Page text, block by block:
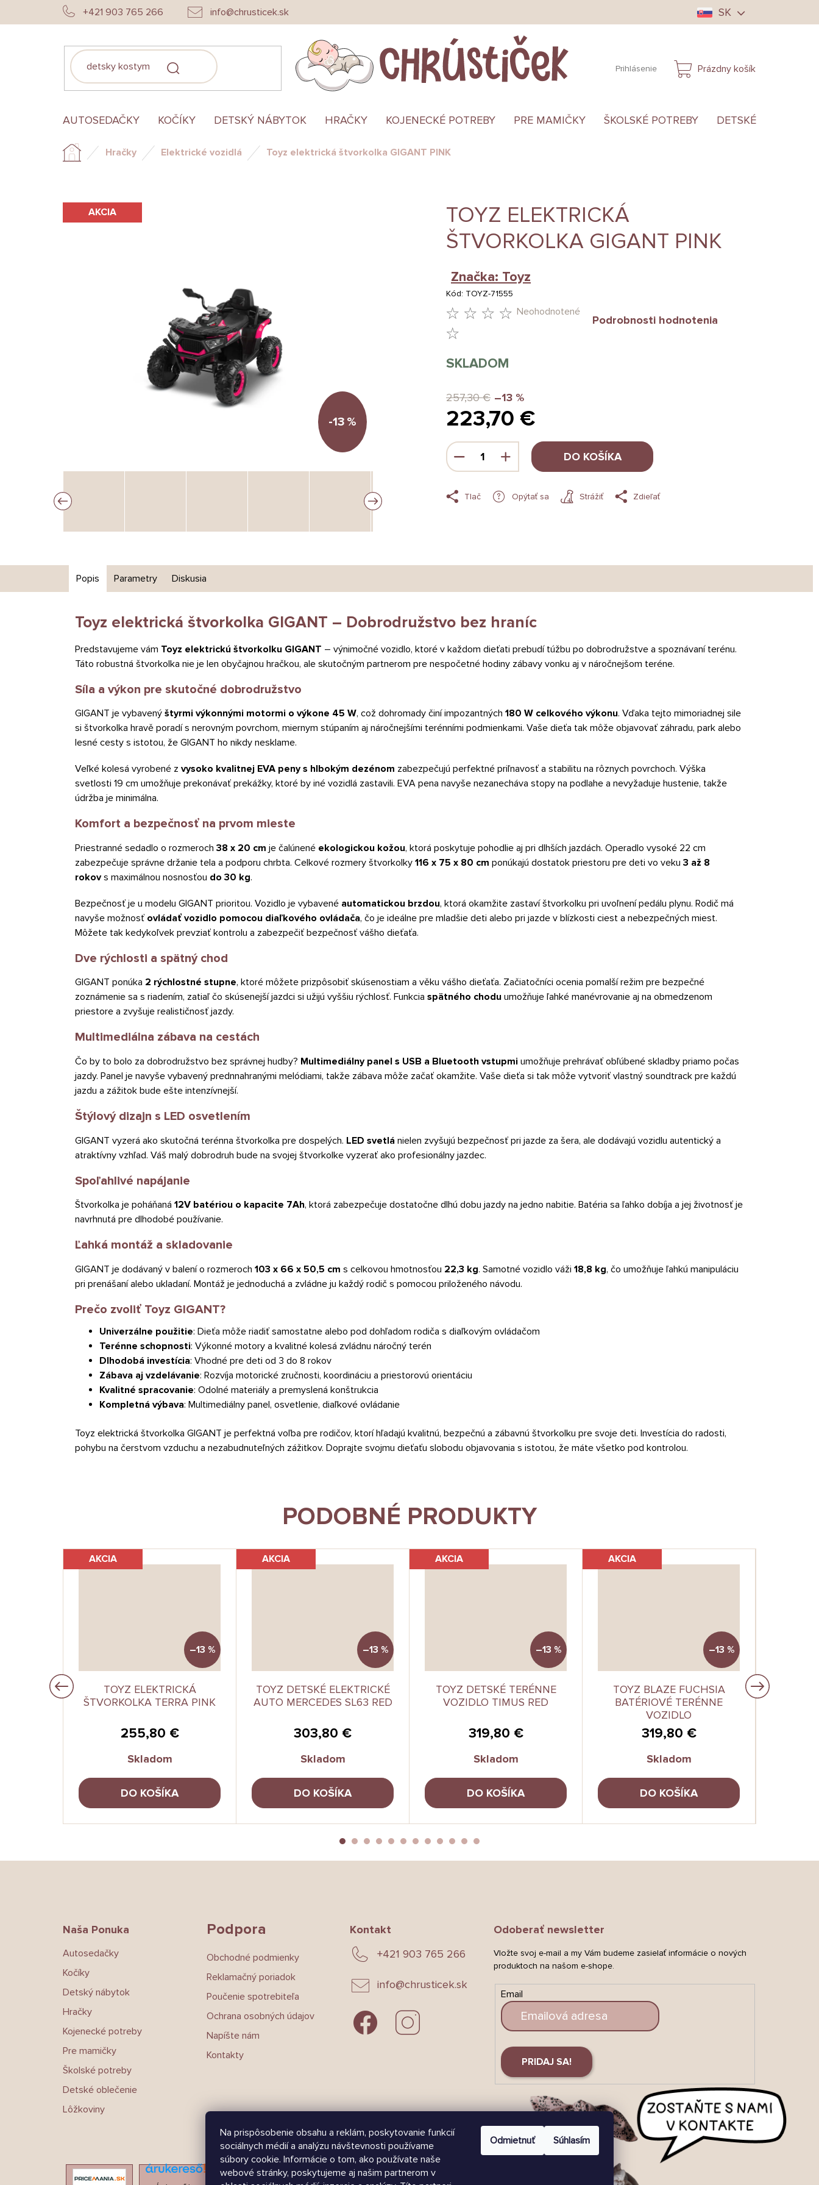
Na prispôsobenie obsahu a reklám, poskytovanie funkcií
sociálnych médií a analýzu návštevnosti používame
súbory cookie. Informácie o tom, ako používate naše
webové stránky, poskytujeme aj našim partnerom v
Odmietnuť Súhlasím
+421 903 765 266 info@chrusticek.sk SK
HĽADAŤ Prihlásenie
NÁKUPNÝ
Prázdny košík
AUTOSEDAČKY KOČÍKY DETSKÝ NÁBYTOK HRAČKY KOJENECKÉ POTREBY PRE MAMIČKY ŠKOLSKÉ POTREBY DETSKÉ OBLEČENIE
DomovHračky Elektrické vozidlá Toyz elektrická štvorkolka GIGANT PINK
AKCIA
-13 %
TOYZ ELEKTRICKÁ
ŠTVORKOLKA GIGANT PINK
HODNOTENIE
JE
0,0
5
HVIEZDIČIEK.
Neohodnotené
Podrobnosti hodnotenia
Kód: TOYZ-71555
Značka: Toyz
SKLADOM
257,30 € –13 %
223,70 €
Jednotková
cena:
DO KOŠÍKA
Tlač Opýtať sa Strážiť Zdieľať
Popis Parametry Diskusia
Toyz elektrická štvorkolka GIGANT – Dobrodružstvo bez hraníc
Predstavujeme vám Toyz elektrickú štvorkolku GIGANT – výnimočné vozidlo, ktoré v každom dieťati prebudí túžbu po dobrodružstve a spoznávaní terénu.
Táto robustná štvorkolka nie je len obyčajnou hračkou, ale skutočným partnerom pre nespočetné hodiny zábavy vonku aj v náročnejšom teréne.
Síla a výkon pre skutočné dobrodružstvo
GIGANT je vybavený štyrmi výkonnými motormi o výkone 45 W, což dohromady činí impozantných 180 W celkového výkonu. Vďaka tejto mimoriadnej sile
si štvorkolka hravě poradí s nerovným povrchom, miernym stúpaním aj náročnejšími terénními podmienkami. Vaše dieťa tak môže objavovať záhradu, park alebo
lesné cesty s istotou, že GIGANT ho nikdy nesklame.
Veľké kolesá vyrobené z vysoko kvalitnej EVA peny s hlbokým dezénom zabezpečujú perfektné priľnavosť a stabilitu na rôznych povrchoch. Výška
svetlosti 19 cm umožňuje prekonávať prekážky, ktoré by iné vozidlá zastavili. EVA pena navyše nezanecháva stopy na podlahe a nevyžaduje hustenie, takže
údržba je minimálna.
Komfort a bezpečnosť na prvom mieste
Priestranné sedadlo o rozmeroch 38 x 20 cm je čalúnené ekologickou kožou, ktorá poskytuje pohodlie aj pri dlhších jazdách. Operadlo vysoké 22 cm
zabezpečuje správne držanie tela a podporu chrbta. Celkové rozmery štvorkolky 116 x 75 x 80 cm ponúkajú dostatok priestoru pre deti vo veku 3 až 8
rokov s maximálnou nosnosťou do 30 kg.
Bezpečnosť je u modelu GIGANT prioritou. Vozidlo je vybavené automatickou brzdou, ktorá okamžite zastaví štvorkolku pri uvoľnení pedálu plynu. Rodič má
navyše možnosť ovládať vozidlo pomocou diaľkového ovládača, čo je ideálne pre mladšie deti alebo pri jazde v blízkosti ciest a nebezpečných miest.
Môžete tak kedykoľvek prevziať kontrolu a zabezpečiť bezpečnosť vášho dieťaťa.
Dve rýchlosti a spätný chod
GIGANT ponúka 2 rýchlostné stupne, ktoré môžete prizpôsobiť skúsenostiam a věku vášho dieťaťa. Začiatočníci ocenia pomalší režim pre bezpečné
zoznámenie sa s riadením, zatiaľ čo skúsenejší jazdci si užijú vyššiu rýchlosť. Funkcia spätného chodu umožňuje ľahké manévrovanie aj na obmedzenom
priestore a zvyšuje realističnosť jazdy.
Multimediálna zábava na cestách
Čo by to bolo za dobrodružstvo bez správnej hudby? Multimediálny panel s USB a Bluetooth vstupmi umožňuje prehrávať obľúbené skladby priamo počas
jazdy. Panel je navyše vybavený prednnahranými melódiami, takže zábava môže začať okamžite. Vaše dieťa si tak môže vytvoriť vlastný soundtrack pre každú
jazdu a zážitok bude ešte intenzívnejší.
Štýlový dizajn s LED osvetlením
GIGANT vyzerá ako skutočná terénna štvorkolka pre dospelých. LED svetlá nielen zvyšujú bezpečnosť pri jazde za šera, ale dodávajú vozidlu autentický a
atraktívny vzhľad. Váš malý dobrodruh bude na svojej štvorkolke vyzerať ako profesionálny jazdec.
Spoľahlivé napájanie
Štvorkolka je poháňaná 12V batériou o kapacite 7Ah, ktorá zabezpečuje dostatočne dlhú dobu jazdy na jedno nabitie. Batéria sa ľahko dobíja a jej životnosť je
navrhnutá pre dlhodobé používanie.
Ľahká montáž a skladovanie
GIGANT je dodávaný v balení o rozmeroch 103 x 66 x 50,5 cm s celkovou hmotnosťou 22,3 kg. Samotné vozidlo váži 18,8 kg, čo umožňuje ľahkú manipuláciu
pri prenášaní alebo ukladaní. Montáž je jednoduchá a zvládne ju každý rodič s pomocou priloženého návodu.
Prečo zvoliť Toyz GIGANT?
Univerzálne použitie: Dieťa môže riadiť samostatne alebo pod dohľadom rodiča s diaľkovým ovládačom
Terénne schopnosti: Výkonné motory a kvalitné kolesá zvládnu náročný terén
Dlhodobá investícia: Vhodné pre deti od 3 do 8 rokov
Zábava aj vzdelávanie: Rozvíja motorické zručnosti, koordináciu a priestorovú orientáciu
Kvalitné spracovanie: Odolné materiály a premyslená konštrukcia
Kompletná výbava: Multimediálny panel, osvetlenie, diaľkové ovládanie
Toyz elektrická štvorkolka GIGANT je perfektná voľba pre rodičov, ktorí hľadajú kvalitnú, bezpečnú a zábavnú štvorkolku pre svoje deti. Investícia do radosti,
pohybu na čerstvom vzduchu a nezabudnuteľných zážitkov. Doprajte svojmu dieťaťu slobodu objavovania s istotou, že máte všetko pod kontrolou.
PODOBNÉ PRODUKTY
AKCIA
–13 %
TOYZ ELEKTRICKÁ
ŠTVORKOLKA TERRA PINK
255,80 €
Skladom
DO KOŠÍKA
AKCIA
–13 %
TOYZ DETSKÉ ELEKTRICKÉ
AUTO MERCEDES SL63 RED
303,80 €
Skladom
DO KOŠÍKA
AKCIA
–13 %
TOYZ DETSKÉ TERÉNNE
VOZIDLO TIMUS RED
319,80 €
Skladom
DO KOŠÍKA
AKCIA
–13 %
TOYZ BLAZE FUCHSIA
BATÉRIOVÉ TERÉNNE
VOZIDLO
319,80 €
Skladom
DO KOŠÍKA
Naša Ponuka
Autosedačky
Kočíky
Detský nábytok
Hračky
Kojenecké potreby
Pre mamičky
Školské potreby
Detské oblečenie
Lôžkoviny
Podpora
Obchodné podmienky
Reklamačný poriadok
Poučenie spotrebiteľa
Ochrana osobných údajov
Napíšte nám
Kontakty
Kontakt
info@chrusticek.sk
+421 903 765 266
Odoberať newsletter
Vložte svoj e-mail a my Vám budeme zasielať informácie o nových
produktoch na našom e-shope.
Email
PRIDAJ SA!